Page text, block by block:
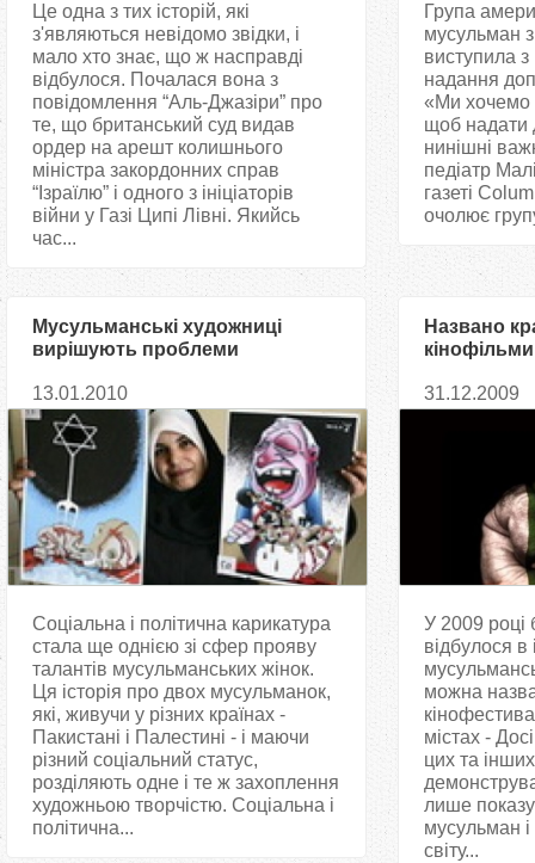
Це одна з тих історій, які
з'являються невідомо звідки, і
мало хто знає, що ж насправді
відбулося. Почалася вона з
повідомлення “Аль-Джазіри” про
те, що британський суд видав
ордер на арешт колишнього
міністра закордонних справ
“Ізраїлю” і одного з ініціаторів
війни у Газі Ципі Лівні. Якийсь
час...
Група
мусульман
виступила з
надання
«Ми хочемо
щоб надати
нинішні
педіатр
газеті
очолює
Мусульманські художниці
вирішують проблеми
карикатур
13.01.2010
Соціальна і політична карикатура
стала ще однією зі сфер прояву
талантів мусульманських жінок.
Ця історія про двох мусульманок,
які, живучи у різних країнах -
Пакистані і Палестині - і маючи
різний соціальний статус,
розділяють одне і те ж захоплення
художньою творчістю. Соціальна і
політична...
Названо
31.12.2009
У 2009 році
відбулося в
можна
містах -
цих та
лише
мусульман
світу...